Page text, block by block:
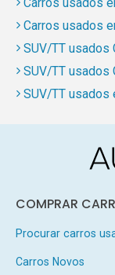
Carros usados
SUV/TT usados
SUV/TT usados
SUV/TT usados
COMPRAR
Procurar carros
Carros Novos